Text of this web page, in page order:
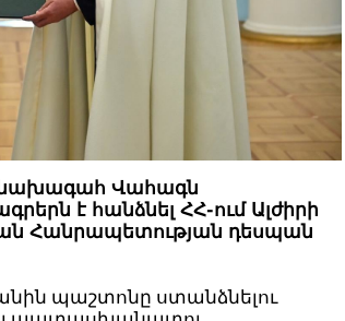
Վահագն
է հանձնել ՀՀ-ում Ալժիրի
Հանրապետության դեսպան
պաշտոնը ստանձնելու